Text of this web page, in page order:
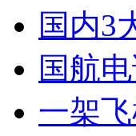
国内3
国航
一架